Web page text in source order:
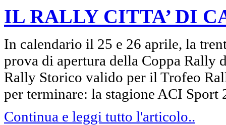
DI
CASARANO
FA
IL RALLY CITTA’ DI
In calendario il 25 e 26 aprile, la
prova di apertura della Coppa Rally
Rally Storico valido per il Trofeo
per terminare: la stagione ACI
Continua e leggi tutto l'articolo..